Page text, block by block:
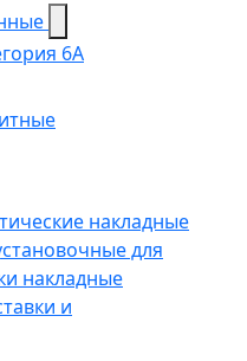
6A
накладные
для
накладные
и